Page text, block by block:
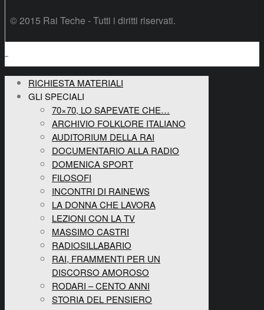
© 2015 Rai Teche - Tutti i diritti riservati.
RICHIESTA MATERIALI
GLI SPECIALI
70×70, LO SAPEVATE CHE…
ARCHIVIO FOLKLORE ITALIANO
AUDITORIUM DELLA RAI
DOCUMENTARIO ALLA RADIO
DOMENICA SPORT
FILOSOFI
INCONTRI DI RAINEWS
LA DONNA CHE LAVORA
LEZIONI CON LA TV
MASSIMO CASTRI
RADIOSILLABARIO
RAI, FRAMMENTI PER UN
DISCORSO AMOROSO
RODARI – CENTO ANNI
STORIA DEL PENSIERO